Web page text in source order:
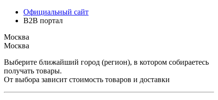
Официальный сайт
B2B портал
Москва
Москва
Выберите ближайший город (регион), в котором собираетесь
получать товары.
От выбора зависит стоимость товаров и доставки